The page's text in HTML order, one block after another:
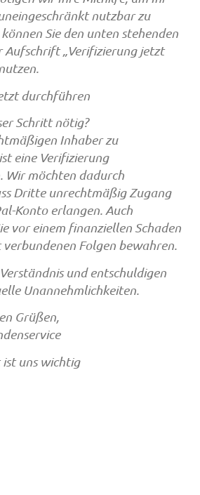
nutzbar zu
Sie den unten stehenden
Aufschrift „Verifizierung jetzt
durchführen
Schritt nötig?
Inhaber zu
eine Verifizierung
Wir möchten dadurch
Dritte unrechtmäßig Zugang
Konto erlangen. Auch
vor einem finanziellen Schaden
Folgen bewahren.
und entschuldigen
Unannehmlichkeiten.
Grüßen,
uns wichtig